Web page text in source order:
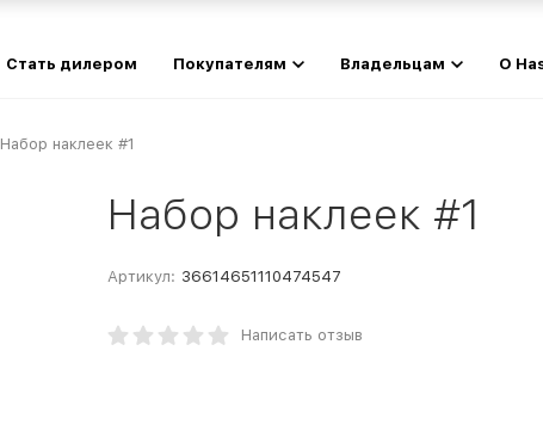
Стать дилером Покупателям Владельцам О
Набор наклеек #1
Набор наклеек #1
Артикул: 36614651110474547
Написать отзыв